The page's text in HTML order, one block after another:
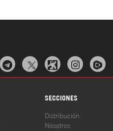
  
SECCIONES
Distribución
Nosotros